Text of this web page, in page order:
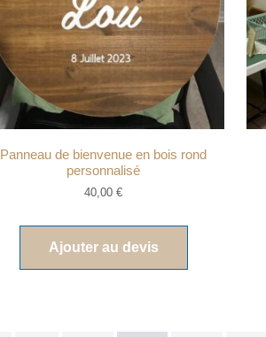
Panneau de bienvenue en bois rond
personnalisé
40,00€
Ajouter au devis